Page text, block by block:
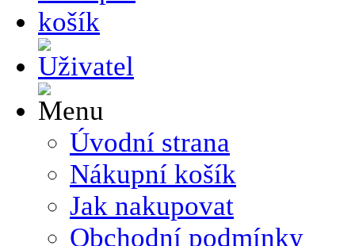
Úvodní strana
Nákupní košík
Jak nakupovat
Obchodní podmínky